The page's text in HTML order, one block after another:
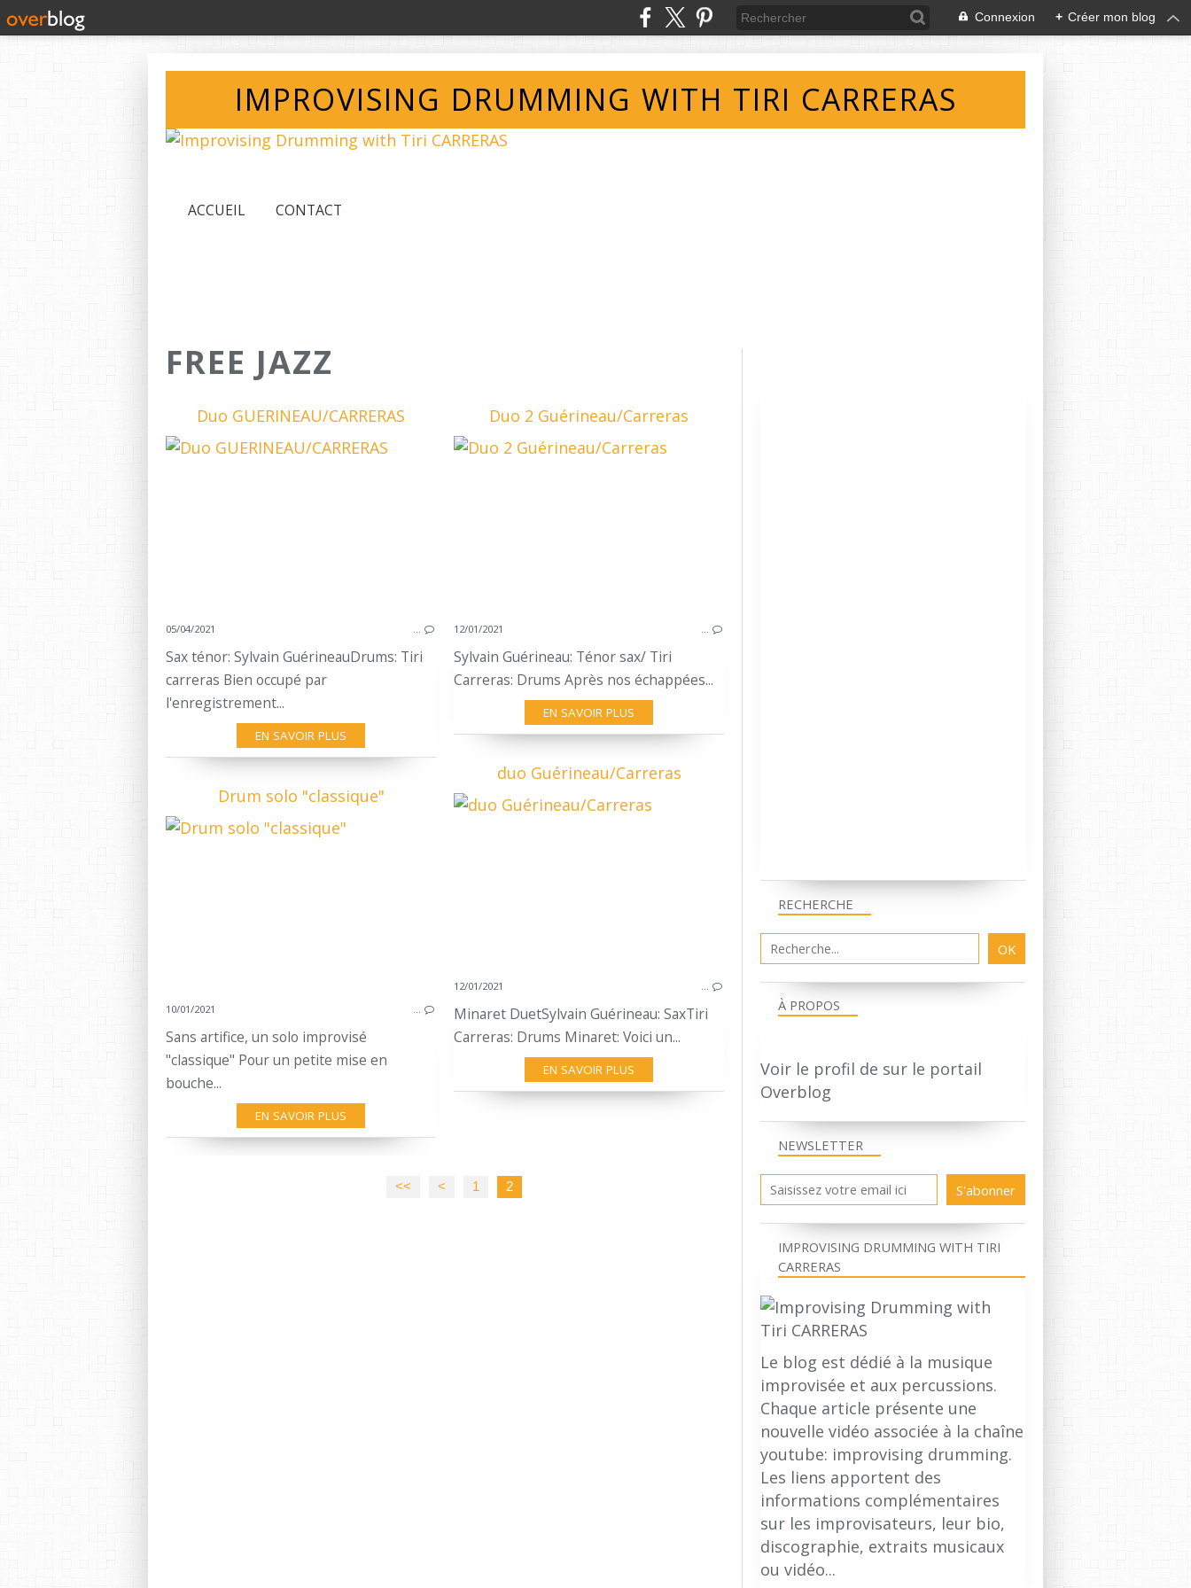
Connexion + Créer mon blog
IMPROVISING DRUMMING WITH TIRI CARRERAS
ACCUEIL CONTACT
FREE JAZZ
Duo GUERINEAU/CARRERAS
BATTERIE
05/04/2021 …
Sax ténor: Sylvain GuérineauDrums: Tiri
carreras Bien occupé par
l'enregistrement...
EN SAVOIR PLUS
Duo 2 Guérineau/Carreras
12/01/2021 …
Sylvain Guérineau: Ténor sax/ Tiri
Carreras: Drums Après nos échappées...
EN SAVOIR PLUS
duo Guérineau/Carreras
IMPROVISING DRUMMING
SYLVAIN GUÉRINEAU
12/01/2021 …
Minaret DuetSylvain Guérineau: SaxTiri
Carreras: Drums Minaret: Voici un...
EN SAVOIR PLUS
Drum solo "classique"
10/01/2021 …
Sans artifice, un solo improvisé
"classique" Pour un petite mise en
bouche...
EN SAVOIR PLUS
<< < 1 2
NEWSLETTER
RECHERCHE
IMPROVISING DRUMMING WITH TIRI
CARRERAS
Le blog est dédié à la musique
improvisée et aux percussions.
Chaque article présente une
nouvelle vidéo associée à la chaîne
youtube: improvising drumming.
Les liens apportent des
informations complémentaires
sur les improvisateurs, leur bio,
discographie, extraits musicaux
ou vidéo...
À PROPOS
Voir le profil de sur le portail
Overblog